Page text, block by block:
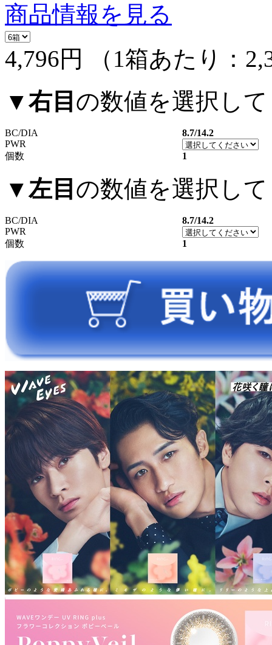
商品情報を見る
4,796円
（1箱あたり：
▼右目 の数値を選択し
BC/DIA
8.7/14.2
PWR
個数
1
▼左目 の数値を選択し
BC/DIA
8.7/14.2
PWR
個数
1